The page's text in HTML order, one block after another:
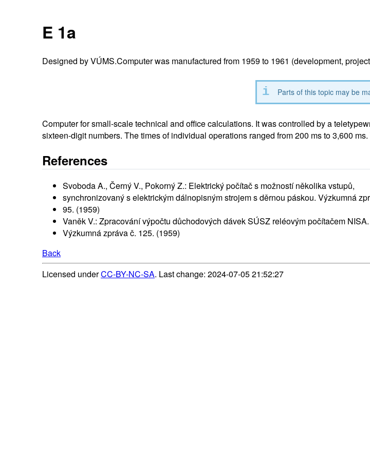
E 1a
Designed by VÚMS.Computer was manufactured from 1959 to 1961 (development,
Parts of this topic may be
Computer for small-scale technical and office calculations. It was controlled by a
sixteen-digit numbers. The times of individual operations ranged from 200 ms to 3,600
References
Svoboda A., Černý V., Pokorný Z.: Elektrický počítač s možností několika vstupů,
synchronizovaný s elektrickým dálnopisným strojem s děrnou páskou. Výzkumná
95. (1959)
Vaněk V.: Zpracování výpočtu důchodových dávek SÚSZ reléovým počítačem NISA.
Výzkumná zpráva č. 125. (1959)
Back
Licensed underCC-BY-NC-SA. Last change: 2024-07-05 21:52:27